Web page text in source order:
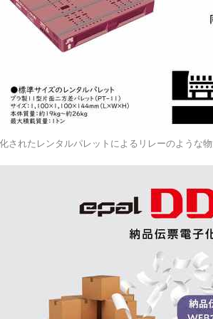
されたレンタルパレットによるリレーのような